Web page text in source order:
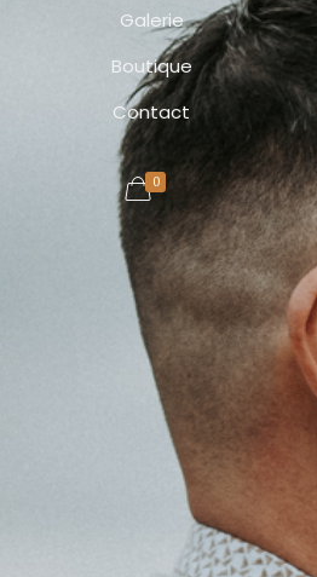
Galerie
Boutique
Contact
0